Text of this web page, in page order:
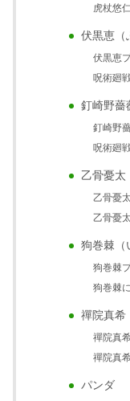
虎杖悠
伏黒恵（
伏黒恵
呪術廻
釘崎野薔
釘崎野
呪術廻
乙骨憂太
乙骨憂
乙骨憂
狗巻棘（
狗巻棘
狗巻棘
禪院真希
禪院真
禪院真
パンダ